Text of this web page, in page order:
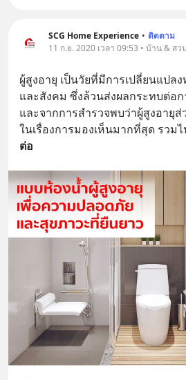
SCG Home Experience • ติดตาม
11 ก.ย. 2020 เวลา 09:53 • บ้าน & สว
ผู้สูงอายุ เป็นวัยที่มีการเปลี่ยนแปล
และสังคม ซึ่งล้วนส่งผลกระทบต่อ
และจากการสำรวจพบว่าผู้สูงอายุ
ในเรื่องการมองเห็นมากที่สุด รวม
ต่อ